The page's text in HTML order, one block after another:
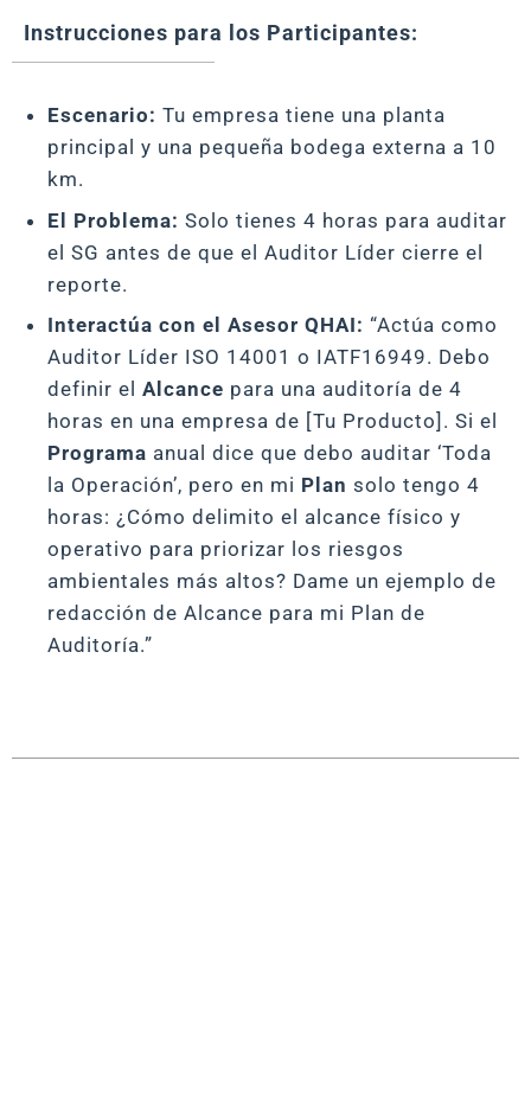
Instrucciones para los Participantes:
Escenario: Tu empresa tiene una planta
principal y una pequeña bodega externa a 10
km.
El Problema: Solo tienes 4 horas para auditar
el SG antes de que el Auditor Líder cierre el
reporte.
Interactúa con el Asesor QHAI: “Actúa como
Auditor Líder ISO 14001 o IATF16949. Debo
definir el Alcance para una auditoría de 4
horas en una empresa de [Tu Producto]. Si el
Programa anual dice que debo auditar ‘Toda
la Operación’, pero en mi Plan solo tengo 4
horas: ¿Cómo delimito el alcance físico y
operativo para priorizar los riesgos
ambientales más altos? Dame un ejemplo de
redacción de Alcance para mi Plan de
Auditoría.”